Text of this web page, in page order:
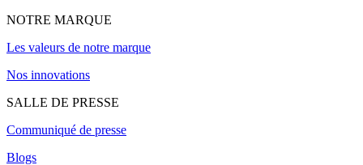
NOTRE MARQUE
Les valeurs de notre marque
Nos innovations
SALLE DE PRESSE
Communiqué de presse
Blogs